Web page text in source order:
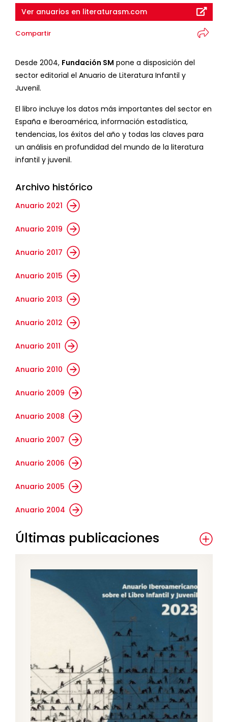
Ver anuarios en literaturasm.com
Compartir
Desde 2004, Fundación SM pone a disposición del
sector editorial el Anuario de Literatura Infantil y
Juvenil.
El libro incluye los datos más importantes del sector en
España e Iberoamérica, información estadística,
tendencias, los éxitos del año y todas las claves para
un análisis en profundidad del mundo de la literatura
infantil y juvenil.
Archivo histórico
Anuario 2021
Anuario 2019
Anuario 2017
Anuario 2015
Anuario 2013
Anuario 2012
Anuario 2011
Anuario 2010
Anuario 2009
Anuario 2008
Anuario 2007
Anuario 2006
Anuario 2005
Anuario 2004
Últimas publicaciones